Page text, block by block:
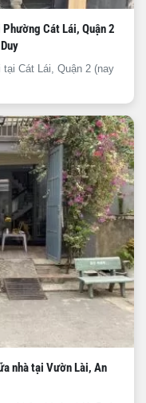
Cát Lái, Quận 2
Cát Lái, Quận 2 (nay
nhà tại Vườn Lài, An